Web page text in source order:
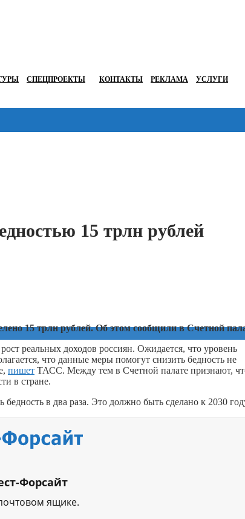
СПЕЦПРОЕКТЫ КОНТАКТЫ РЕКЛАМА УСЛУГИ
15 трлн рублей
15 трлн рублей. Об этом сообщили в Счетной
реальных доходов россиян. Ожидается, что уровень
что данные меры помогут снизить бедность не
пишет ТАСС. Между тем в Счетной палате признают,
в стране.
бедность в два раза. Это должно быть сделано к 2030
Форсайт
ящике.